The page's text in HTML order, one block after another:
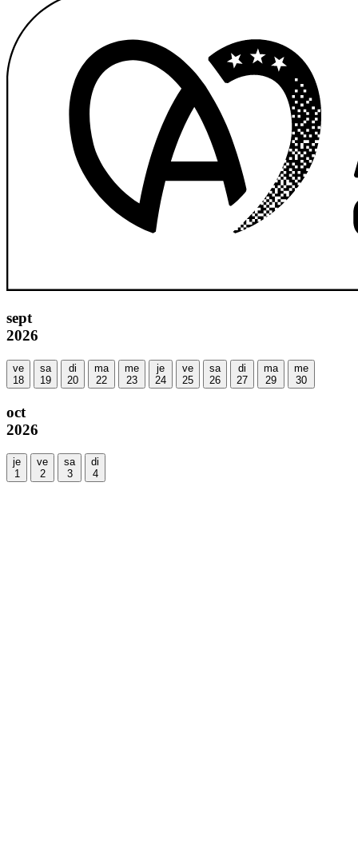
sept
2026
ve
18
sa
19
di
20
ma
22
me
23
je
24
ve
25
sa
26
di
27
ma
29
me
30
oct
2026
je
1
ve
2
sa
3
di
4